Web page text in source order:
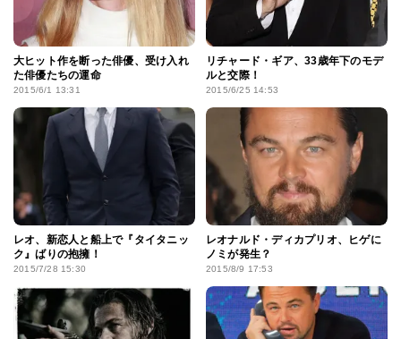
大ヒット作を断った俳優、受け入れ
た俳優たちの運命
2015/6/1 13:31
リチャード・ギア、33歳年下のモデ
ルと交際！
2015/6/25 14:53
レオ、新恋人と船上で『タイタニッ
ク』ばりの抱擁！
2015/7/28 15:30
レオナルド・ディカプリオ、ヒゲに
ノミが発生？
2015/8/9 17:53